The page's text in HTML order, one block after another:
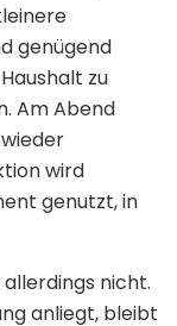
genügend
zu
Am Abend
wird
genutzt, in
nicht.
anliegt, bleibt